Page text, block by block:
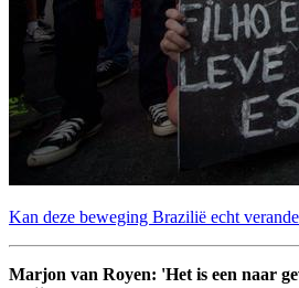
Kan deze beweging Brazilië echt
Marjon van Royen: 'Het is een naar